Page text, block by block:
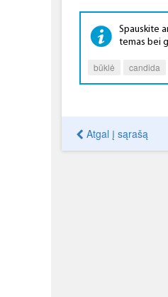
Spauskite
temas bei
būklė candida
Atgal į sąrašą